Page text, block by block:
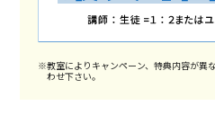
※教室によりキャンペーン、特典内容が異
わせ下さい。